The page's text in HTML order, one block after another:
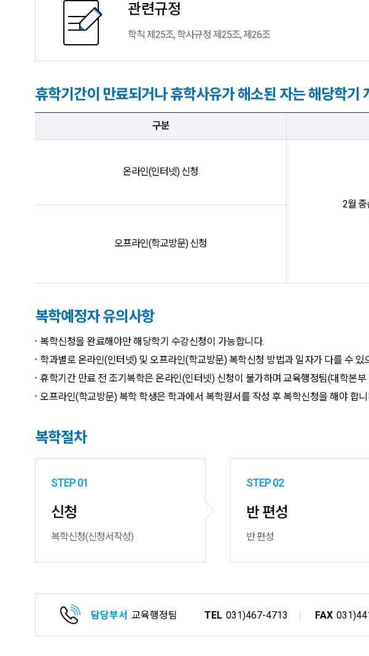
관련규정
학칙 제25조, 학사규정 제25조, 제26조
휴학기간이 만료되거나 휴학사유가 해소된 자는 해당학
구분,복학시기,방법 항목 순으로 복학 신청 안내표
구분
온라인(인터넷) 신청
2월 중
오프라인(학교방문) 신청
복학예정자 유의사항
복학신청을 완료해야만 해당학기 수강신청이 가능합니다.
학과별로 온라인(인터넷) 및 오프라인(학교방문) 복학신청 방법과 일자가 다를 수
휴학기간 만료 전 조기복학은 온라인(인터넷) 신청이 불가하며 교육행정팀(대학본
오프라인(학교방문) 복학 학생은 학과에서 복학원서를 작성 후 복학신청을 해야 합니
복학절차
STEP 01
신청
복학신청(신청서작성)
STEP 02
반 편성
반 편성
담당부서 교육행정팀 TEL 031)467-4713 FAX